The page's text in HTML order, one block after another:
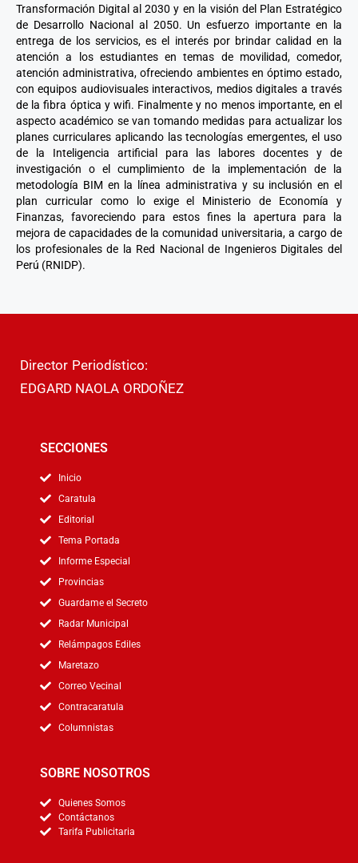
Transformación Digital al 2030 y en la visión del Plan Estratégico
de Desarrollo Nacional al 2050. Un esfuerzo importante en la
entrega de los servicios, es el interés por brindar calidad en la
atención a los estudiantes en temas de movilidad, comedor,
atención administrativa, ofreciendo ambientes en óptimo estado,
con equipos audiovisuales interactivos, medios digitales a través
de la fibra óptica y wifi. Finalmente y no menos importante, en el
aspecto académico se van tomando medidas para actualizar los
planes curriculares aplicando las tecnologías emergentes, el uso
de la Inteligencia artificial para las labores docentes y de
investigación o el cumplimiento de la implementación de la
metodología BIM en la línea administrativa y su inclusión en el
plan curricular como lo exige el Ministerio de Economía y
Finanzas, favoreciendo para estos fines la apertura para la
mejora de capacidades de la comunidad universitaria, a cargo de
los profesionales de la Red Nacional de Ingenieros Digitales del
Perú (RNIDP).
Director Periodístico:
EDGARD NAOLA ORDOÑEZ
SECCIONES
Inicio
Caratula
Editorial
Tema Portada
Informe Especial
Provincias
Guardame el Secreto
Radar Municipal
Relámpagos Ediles
Maretazo
Correo Vecinal
Contracaratula
Columnistas
SOBRE NOSOTROS
Quienes Somos
Contáctanos
Tarifa Publicitaria